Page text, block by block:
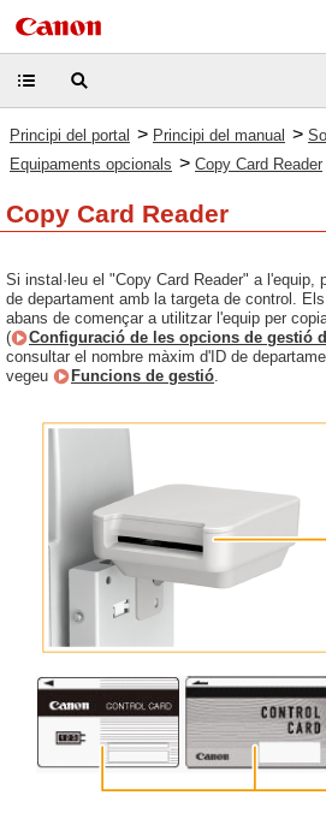
Principi del portal > Principi del manual >
Equipaments opcionals > Copy Card Reader
Copy Card Reader
Si instal·leu el "Copy Card Reader" a l'equip,
de departament amb la targeta de control.
abans de començar a utilitzar l'equip per
(
Configuració de les opcions de gestió
consultar el nombre màxim d'ID de
vegeu
Funcions de gestió.